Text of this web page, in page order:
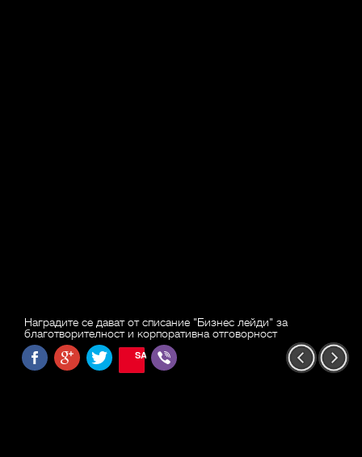
Наградите се дават от списание "Бизнес лейди" за
благотворителност и корпоративна отговорност
SAVE